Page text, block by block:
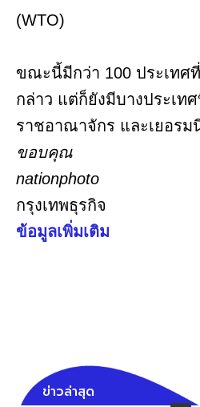
(WTO)
ขณะนี้มีกว่า 100 ประเทศ
กล่าว แต่ก็ยังมีบางประเท
ราชอาณาจักร และเยอรม
ขอบคุณ
nationphoto
กรุงเทพธุรกิจ
ข้อมูลเพิ่มเติม
ข่าวล่าสุด